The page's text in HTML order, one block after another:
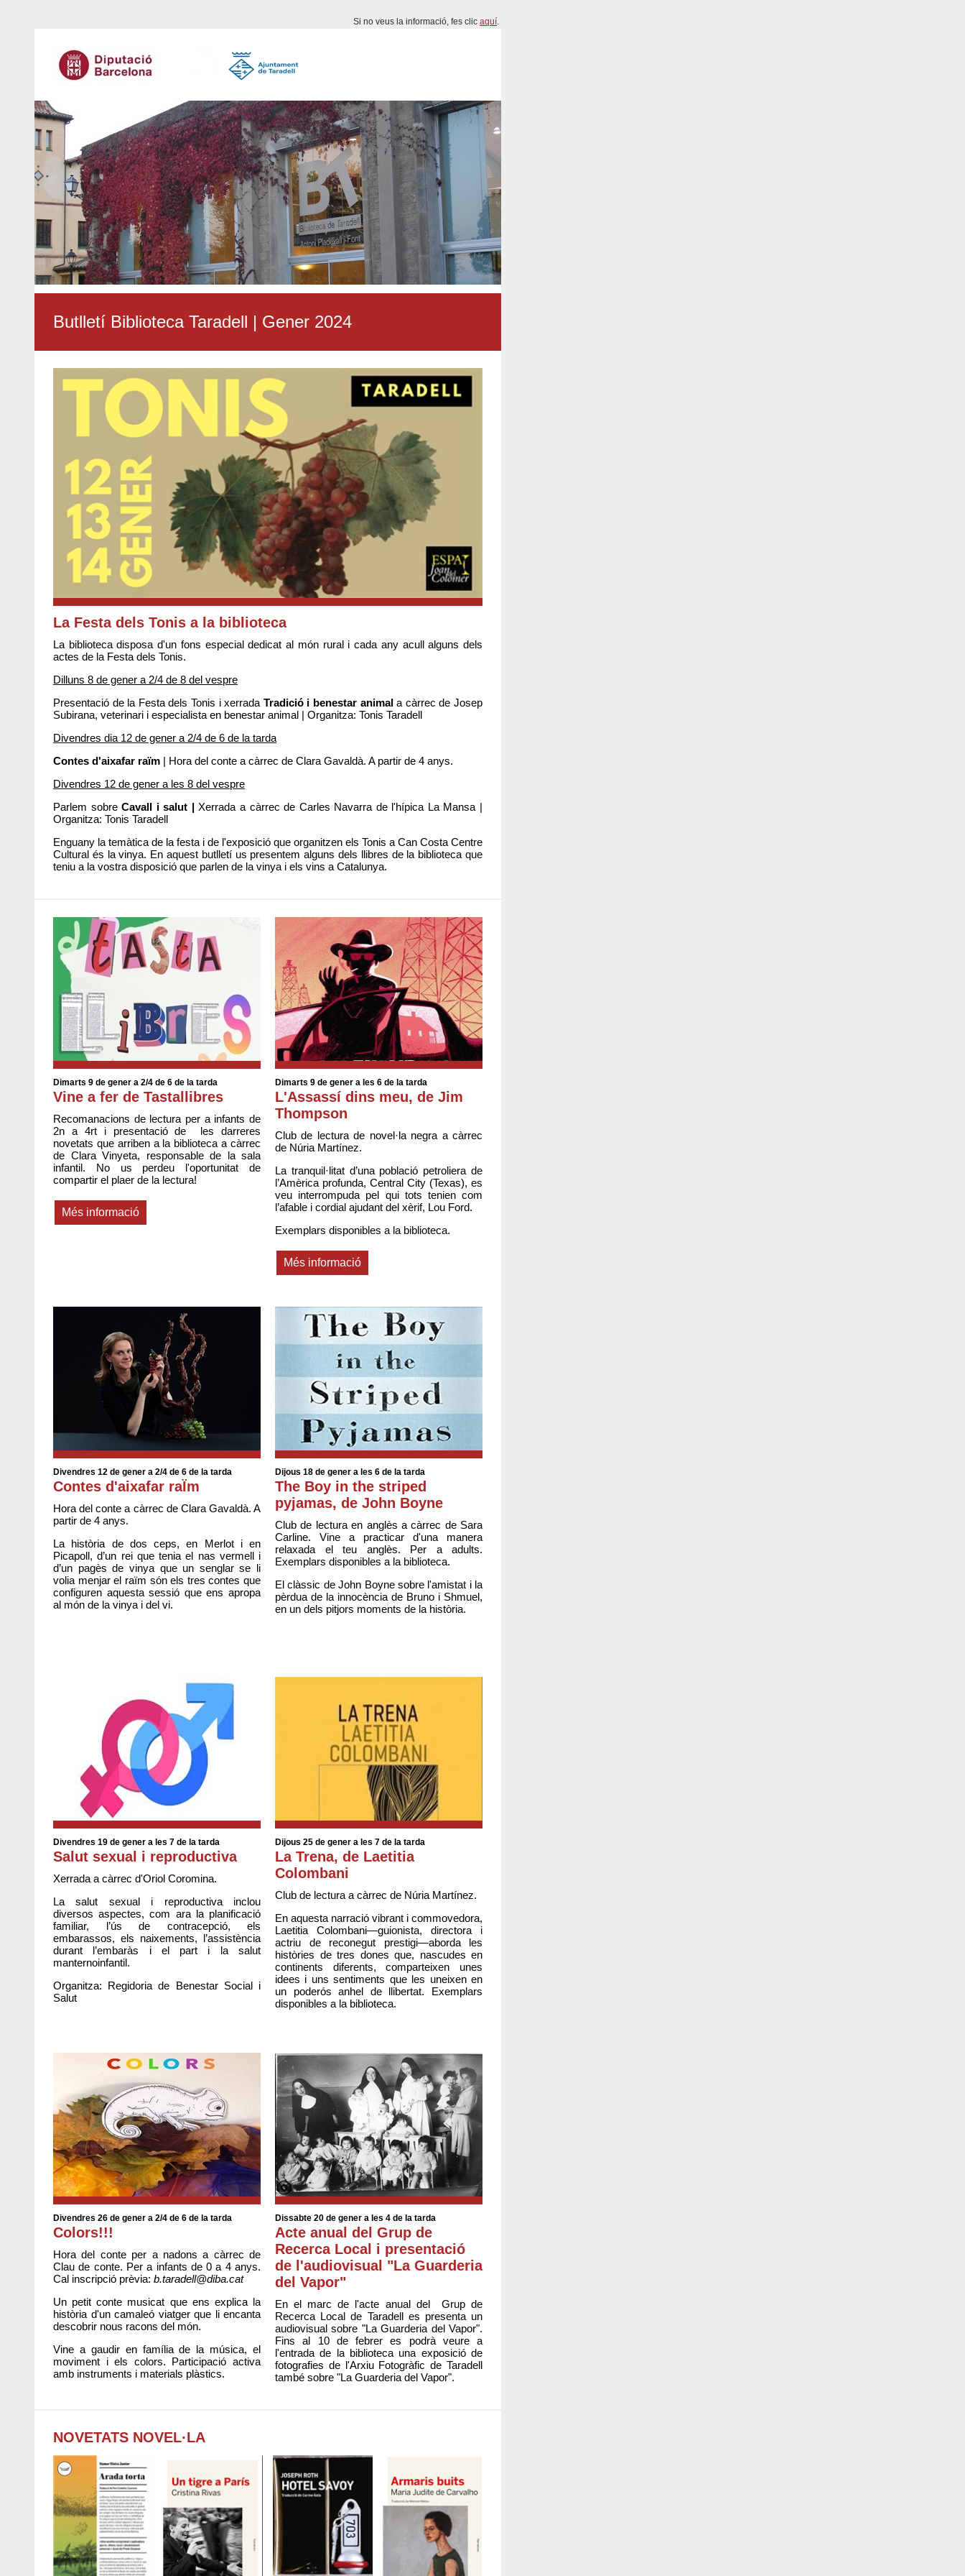
Si no veus la informació, fes clic aquí.
Butlletí Biblioteca Taradell | Gener 2024
La Festa dels Tonis a la biblioteca
La biblioteca disposa d'un fons especial dedicat al món rural i cada any acull alguns dels
actes de la Festa dels Tonis.
Dilluns 8 de gener a 2/4 de 8 del vespre
Presentació de la Festa dels Tonis i xerrada Tradició i benestar animala càrrec de Josep
Subirana, veterinari i especialista en benestar animal | Organitza: Tonis Taradell
Divendres dia 12 de gener a 2/4 de 6 de la tarda
Contes d'aixafar raïm | Hora del conte a càrrec de Clara Gavaldà. A partir de 4 anys.
Divendres 12 de gener a les 8 del vespre
Parlem sobreCavall i salut |Xerrada a càrrec de Carles Navarra de l'hípica La Mansa |
Organitza: Tonis Taradell
Enguany la temàtica de la festa i de l'exposició que organitzen els Tonis a Can Costa Centre
Cultural és la vinya. En aquest butlletí us presentem alguns dels llibres de la biblioteca que
teniu a la vostra disposició que parlen de la vinya i els vins a Catalunya.
Dimarts 9 de gener a 2/4 de 6 de la tarda
Vine a fer de Tastallibres
Recomanacions de lectura per a infants de
2n a 4rt i presentació de les darreres
novetats que arriben a la biblioteca a càrrec
de Clara Vinyeta, responsable de la sala
infantil. No us perdeu l'oportunitat de
compartir el plaer de la lectura!
Més informació
Dimarts 9 de gener a les 6 de la tarda
L'Assassí dins meu, de Jim
Thompson
Club de lectura de novel·la negra a càrrec
de Núria Martínez.
La tranquil·litat d’una població petroliera de
l’Amèrica profunda, Central City (Texas), es
veu interrompuda pel qui tots tenien com
l’afable i cordial ajudant del xèrif, Lou Ford.
Exemplars disponibles a la biblioteca.
Més informació
Divendres 12 de gener a 2/4 de 6 de la tarda
Contes d'aixafar raÏm
Hora del conte a càrrec de Clara Gavaldà. A
partir de 4 anys.
La història de dos ceps, en Merlot i en
Picapoll, d’un rei que tenia el nas vermell i
d’un pagès de vinya que un senglar se li
volia menjar el raïm són els tres contes que
configuren aquesta sessió que ens apropa
al món de la vinya i del vi.
Dijous 18 de gener a les 6 de la tarda
The Boy in the striped
pyjamas, de John Boyne
Club de lectura en anglès a càrrec de Sara
Carline. Vine a practicar d'una manera
relaxada el teu anglès. Per a adults.
Exemplars disponibles a la biblioteca.
El clàssic de John Boyne sobre l'amistat i la
pèrdua de la innocència de Bruno i Shmuel,
en un dels pitjors moments de la història.
Divendres 19 de gener a les 7 de la tarda
Salut sexual i reproductiva
Xerrada a càrrec d'Oriol Coromina.
La salut sexual i reproductiva inclou
diversos aspectes, com ara la planificació
familiar, l’ús de contracepció, els
embarassos, els naixements, l’assistència
durant l’embaràs i el part i la salut
manternoinfantil.
Organitza: Regidoria de Benestar Social i
Salut
Dijous 25 de gener a les 7 de la tarda
La Trena, de Laetitia
Colombani
Club de lectura a càrrec de Núria Martínez.
En aquesta narració vibrant i commovedora,
Laetitia Colombani—guionista, directora i
actriu de reconegut prestigi—aborda les
històries de tres dones que, nascudes en
continents diferents, comparteixen unes
idees i uns sentiments que les uneixen en
un poderós anhel de llibertat. Exemplars
disponibles a la biblioteca.
Divendres 26 de gener a 2/4 de 6 de la tarda
Colors!!!
Hora del conte per a nadons a càrrec de
Clau de conte. Per a infants de 0 a 4 anys.
Cal inscripció prèvia: b.taradell@diba.cat
Un petit conte musicat que ens explica la
història d'un camaleó viatger que li encanta
descobrir nous racons del món.
Vine a gaudir en família de la música, el
moviment i els colors. Participació activa
amb instruments i materials plàstics.
Dissabte 20 de gener a les 4 de la tarda
Acte anual del Grup de
Recerca Local i presentació
de l'audiovisual "La Guarderia
del Vapor"
En el marc de l'acte anual del Grup de
Recerca Local de Taradell es presenta un
audiovisual sobre "La Guarderia del Vapor".
Fins al 10 de febrer es podrà veure a
l'entrada de la biblioteca una exposició de
fotografies de l'Arxiu Fotogràfic de Taradell
també sobre "La Guarderia del Vapor".
NOVETATS NOVEL·LA